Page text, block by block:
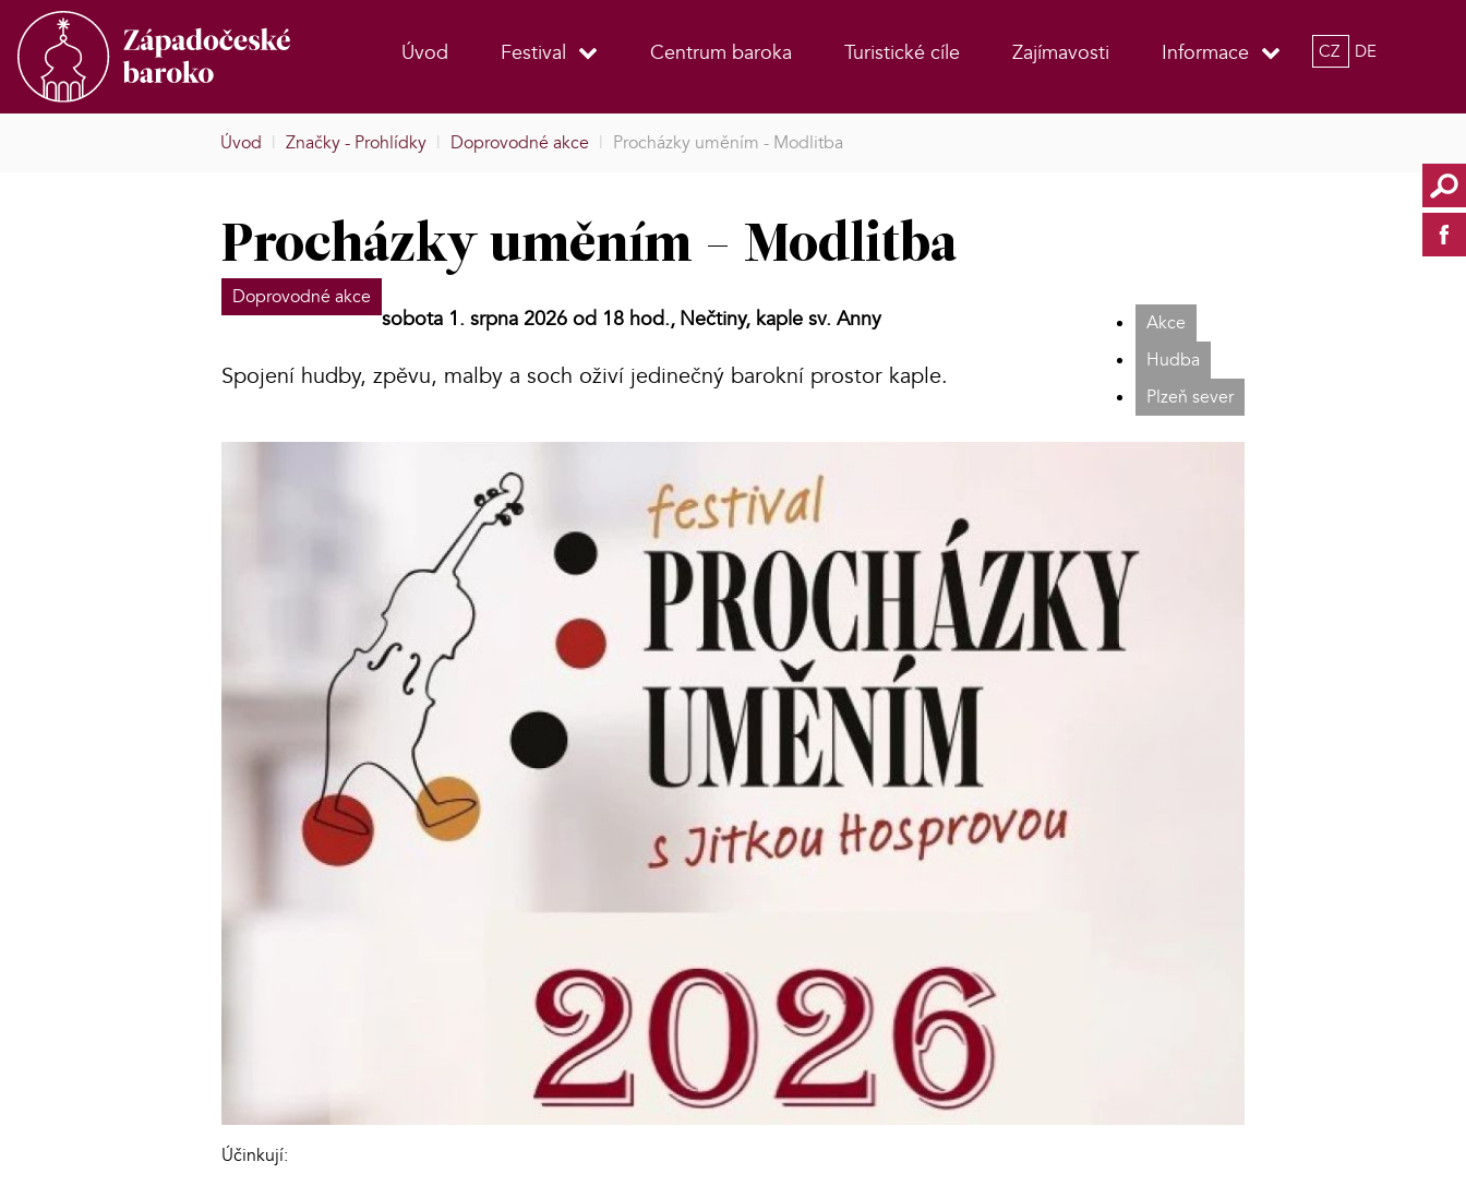
Úvod Festival Centrum baroka Turistické cíle Zajímavosti Informace CZ DE
Úvod | Značky - Prohlídky | Doprovodné akce | Procházky uměním - Modlitba
Procházky uměním - Modlitba
Doprovodné akce
Akce
Hudba
Plzeň sever
sobota 1. srpna 2026 od 18 hod., Nečtiny, kaple sv. Anny
Spojení hudby, zpěvu, malby a soch oživí jedinečný barokní prostor kaple.
Účinkují: